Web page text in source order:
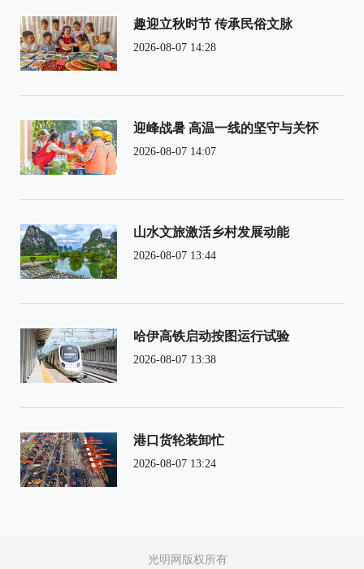
趣迎立秋时节 传承民俗文脉
2026-08-07 14:28
迎峰战暑 高温一线的坚守与关怀
2026-08-07 14:07
山水文旅激活乡村发展动能
2026-08-07 13:44
哈伊高铁启动按图运行试验
2026-08-07 13:38
港口货轮装卸忙
2026-08-07 13:24
光明网版权所有